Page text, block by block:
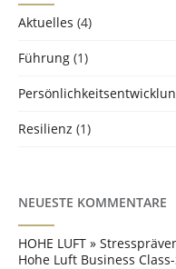
Aktuelles (4)
Führung (1)
Resilienz (1)
NEUESTE KOMMENTARE
HOHE LUFT »
Hohe Luft Business